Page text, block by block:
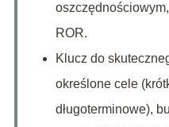
ROR.
Klucz do
określone cele
długoterminowe),